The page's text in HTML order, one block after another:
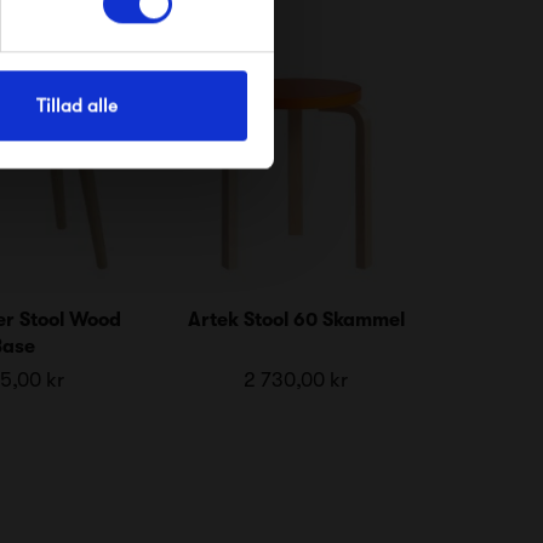
Tillad alle
Stool Wood
kr
Artek Stool 60 Skammel
2 730,00 kr